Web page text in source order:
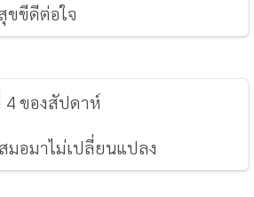
ขขีดีต่อใจ
4 ของสัปดาห์
มอมาไม่เปลี่ยนแปลง